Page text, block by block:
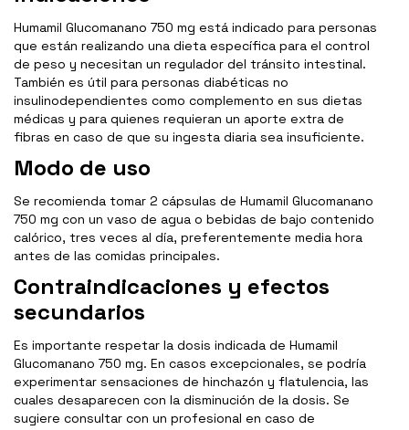
Humamil Glucomanano 750 mg está indicado para personas
que están realizando una dieta específica para el control
de peso y necesitan un regulador del tránsito intestinal.
También es útil para personas diabéticas no
insulinodependientes como complemento en sus dietas
médicas y para quienes requieran un aporte extra de
fibras en caso de que su ingesta diaria sea insuficiente.
Modo de uso
Se recomienda tomar 2 cápsulas de Humamil Glucomanano
750 mg con un vaso de agua o bebidas de bajo contenido
calórico, tres veces al día, preferentemente media hora
antes de las comidas principales.
Contraindicaciones y efectos
secundarios
Es importante respetar la dosis indicada de Humamil
Glucomanano 750 mg. En casos excepcionales, se podría
experimentar sensaciones de hinchazón y flatulencia, las
cuales desaparecen con la disminución de la dosis. Se
sugiere consultar con un profesional en caso de